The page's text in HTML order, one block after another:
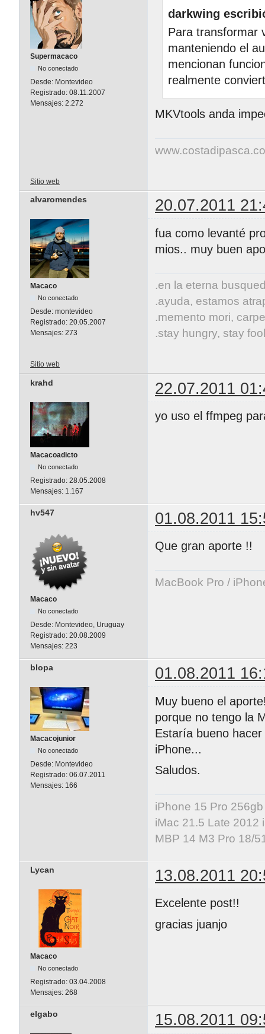
Supermacaco
No conectado
Desde: Montevideo
Registrado: 08.11.2007
Mensajes: 2.272
darkwing
Para transformar
manteniendo el
mencionan
realmente
MKVtools anda
Sitio web
alvaromendes 20.07.2011
Macaco
No conectado
Desde: montevideo
Registrado: 20.05.2007
Mensajes: 273
fua como levanté
mios.. muy buen
.en la eterna
.ayuda, estamos
.memento mori,
.stay hungry, stay
Sitio web
krahd 22.07.2011
Macacoadicto
No conectado
Registrado: 28.05.2008
Mensajes: 1.167
yo uso el ffmpeg
hv547 01.08.2011
Macaco
No conectado
Desde: Montevideo, Uruguay
Registrado: 20.08.2009
Mensajes: 223
Que gran aporte !!
MacBook Pro /
blopa 01.08.2011
Macacojunior
No conectado
Desde: Montevideo
Registrado: 06.07.2011
Mensajes: 166
Muy bueno el
porque no tengo la
Estaría bueno
iPhone...
Saludos.
iPhone 15 Pro 256gb
iMac 21.5 Late 2012
MBP 14 M3 Pro 18/
Lycan 13.08.2011
Macaco
No conectado
Registrado: 03.04.2008
Mensajes: 268
Excelente post!!
gracias juanjo
elgabo 15.08.2011